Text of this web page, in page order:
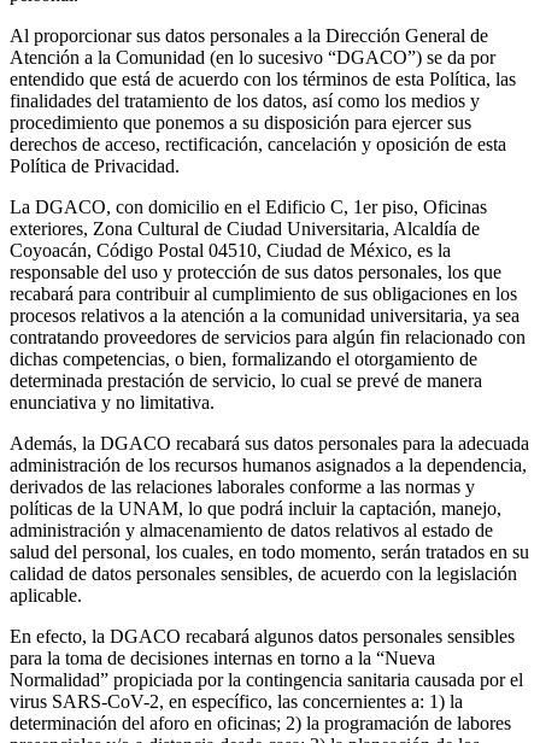
Al proporcionar sus datos personales a la Dirección General de
Atención a la Comunidad (en lo sucesivo “DGACO”) se da por
entendido que está de acuerdo con los términos de esta Política, las
finalidades del tratamiento de los datos, así como los medios y
procedimiento que ponemos a su disposición para ejercer sus
derechos de acceso, rectificación, cancelación y oposición de esta
Política de Privacidad.
La DGACO, con domicilio en el Edificio C, 1er piso, Oficinas
exteriores, Zona Cultural de Ciudad Universitaria, Alcaldía de
Coyoacán, Código Postal 04510, Ciudad de México, es la
responsable del uso y protección de sus datos personales, los que
recabará para contribuir al cumplimiento de sus obligaciones en los
procesos relativos a la atención a la comunidad universitaria, ya sea
contratando proveedores de servicios para algún fin relacionado con
dichas competencias, o bien, formalizando el otorgamiento de
determinada prestación de servicio, lo cual se prevé de manera
enunciativa y no limitativa.
Además, la DGACO recabará sus datos personales para la adecuada
administración de los recursos humanos asignados a la dependencia,
derivados de las relaciones laborales conforme a las normas y
políticas de la UNAM, lo que podrá incluir la captación, manejo,
administración y almacenamiento de datos relativos al estado de
salud del personal, los cuales, en todo momento, serán tratados en su
calidad de datos personales sensibles, de acuerdo con la legislación
aplicable.
En efecto, la DGACO recabará algunos datos personales sensibles
para la toma de decisiones internas en torno a la “Nueva
Normalidad” propiciada por la contingencia sanitaria causada por el
virus SARS-CoV-2, en específico, las concernientes a: 1) la
determinación del aforo en oficinas; 2) la programación de labores